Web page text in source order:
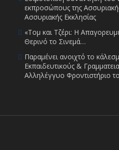
εκπροσώπους της
Ασσυριακής Εκκλησίας
«Τομ και Τζέρι: Η
Θερινό το Σινεμά…
Παραμένει ανοιχτό το
Εκπαιδευτικούς &
Αλληλέγγυο Φροντιστήριο